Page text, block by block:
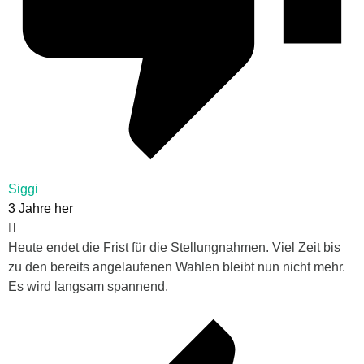
Siggi
3 Jahre her
Heute endet die Frist für die Stellungnahmen. Viel Zeit bis
zu den bereits angelaufenen Wahlen bleibt nun nicht mehr.
Es wird langsam spannend.